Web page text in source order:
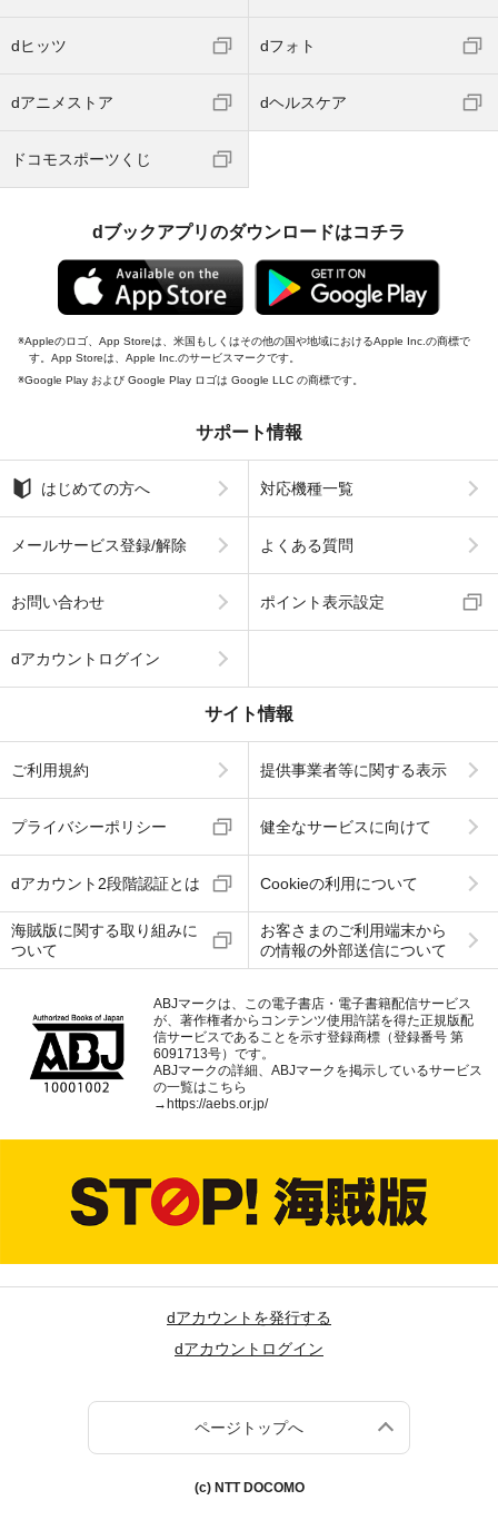
dヒッツ dフォト
dアニメストア dヘルスケア
ドコモスポーツくじ
dブックアプリのダウンロードはコチラ
Appleのロゴ、App Storeは、米国もしくはその他の国や地域におけるApple Inc.の商標で
す。App Storeは、Apple Inc.のサービスマークです。
Google Play および Google Play ロゴは Google LLC の商標です。
サポート情報
はじめての方へ 対応機種一覧
メールサービス登録/解除 よくある質問
お問い合わせ ポイント表示設定
dアカウントログイン
サイト情報
ご利用規約 提供事業者等に関する表示
プライバシーポリシー 健全なサービスに向けて
dアカウント2段階認証とは Cookieの利用について
海賊版に関する取り組みに
ついて
お客さまのご利用端末から
の情報の外部送信について
ABJマークは、この電子書店・電子書籍配信サービス
が、著作権者からコンテンツ使用許諾を得た正規版配
信サービスであることを示す登録商標（登録番号 第
6091713号）です。
ABJマークの詳細、ABJマークを掲示しているサービス
の一覧はこちら
→https://aebs.or.jp/
dアカウントを発行する
dアカウントログイン
ページトップへ
(c) NTT DOCOMO